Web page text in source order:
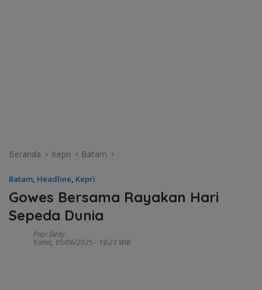
Beranda Kepri Batam
Batam, Headline, Kepri
Gowes Bersama Rayakan Hari
Sepeda Dunia
Papi Dedy
Kamis, 05/06/2025 - 19:23 WIB